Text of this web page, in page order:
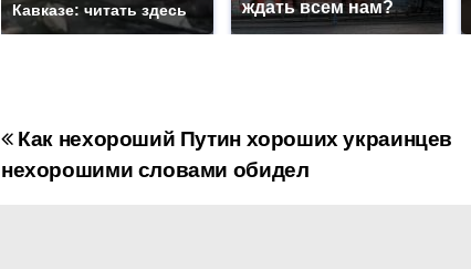
Кавказе: читать здесь
ждать всем нам?
НКак нехороший Путин хороших украинцев
нехорошими словами обидел